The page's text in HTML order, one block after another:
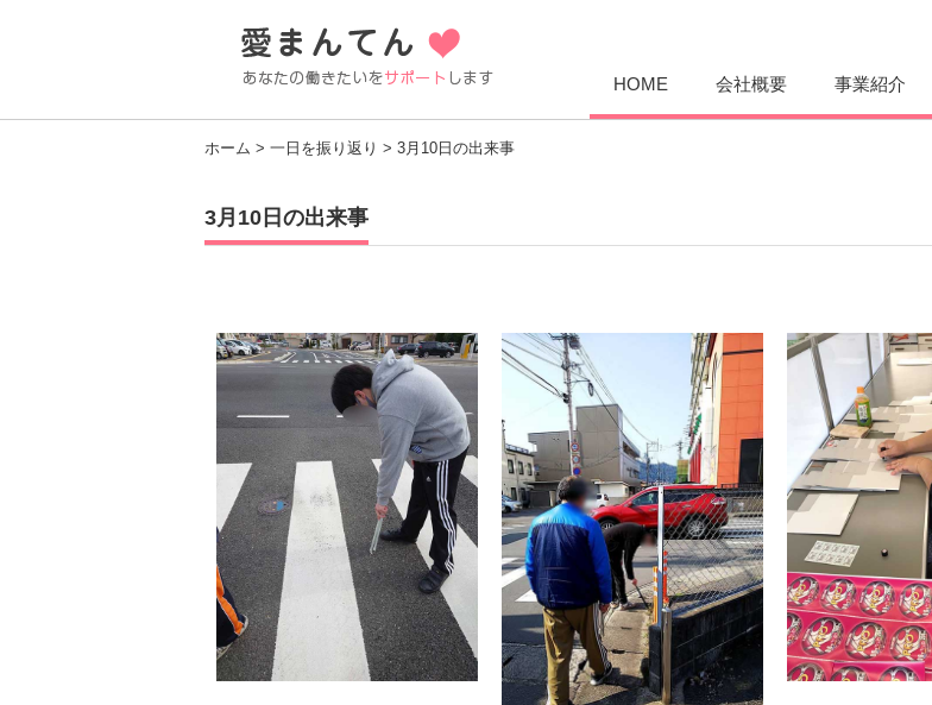
HOME 会社概要 事業紹介
ホーム > 一日を振り返り > 3月10日の出来事
3月10日の出来事